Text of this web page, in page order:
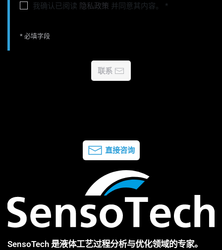
我确认已阅读 隐私政策 并同意其内容。 *
* 必填字段
联系
直接咨询
SensoTech 是液体工艺过程分析与优化领域的专家。